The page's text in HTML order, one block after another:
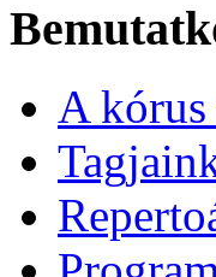
A kórus